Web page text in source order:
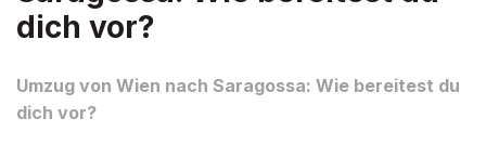
dich vor?
Umzug von Wien nach Saragossa: Wie bereitest du
dich vor?